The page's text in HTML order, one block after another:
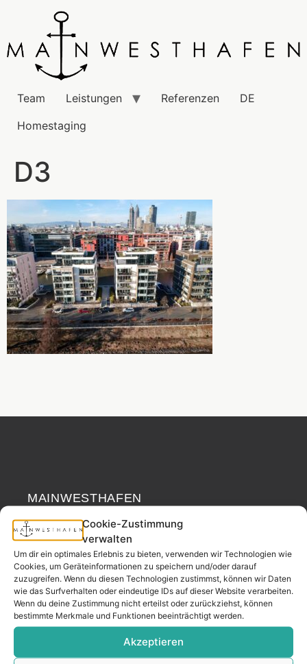
Cookie-Zustimmung
verwalten
Um dir ein optimales Erlebnis zu bieten, verwenden wir Technologien wie
Cookies, um Geräteinformationen zu speichern und/oder darauf
zuzugreifen. Wenn du diesen Technologien zustimmst, können wir Daten
wie das Surfverhalten oder eindeutige IDs auf dieser Website verarbeiten.
Wenn du deine Zustimmung nicht erteilst oder zurückziehst, können
bestimmte Merkmale und Funktionen beeinträchtigt werden.
Akzeptieren
Team Leistungen Referenzen
DE
Homestaging
D3
MAINWESTHAFEN
IMMOBILIEN
Ihr Immobilienpartner
aus der
Nachbarschaft.
– seit 2017.
Widerrufsrecht